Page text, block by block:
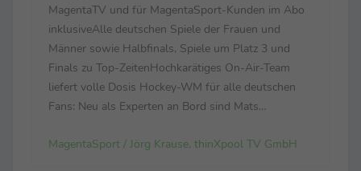
MagentaTV und für MagentaSport-Kunden im Abo
inklusiveAlle deutschen Spiele der Frauen und
Männer sowie Halbfinals, Spiele um Platz 3 und
Finals zu Top-ZeitenHochkarätiges On-Air-Team
liefert volle Dosis Hockey-WM für alle deutschen
Fans: Neu als Experten an Bord sind Mats
Leistungsträger ihrer Nationalteams Der
MagentaSport / Jörg Krause, thinXpool TV GmbH